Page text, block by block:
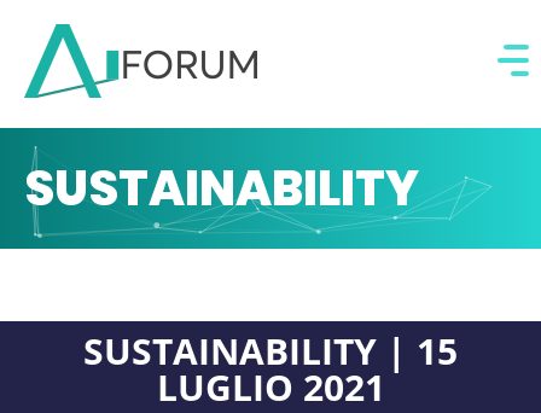
SUSTAINABILITY
SUSTAINABILITY | 15
LUGLIO 2021